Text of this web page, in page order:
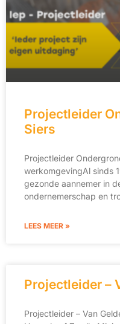
Projectleider
Siers
Projectleider
werkomgevingAl sinds
gezonde aannemer in
ondernemerschap en
LEES MEER »
Projectleider –
Projectleider – Van